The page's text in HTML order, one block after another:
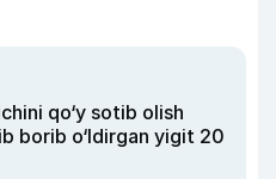
qo‘y sotib olish
borib o‘ldirgan yigit 20